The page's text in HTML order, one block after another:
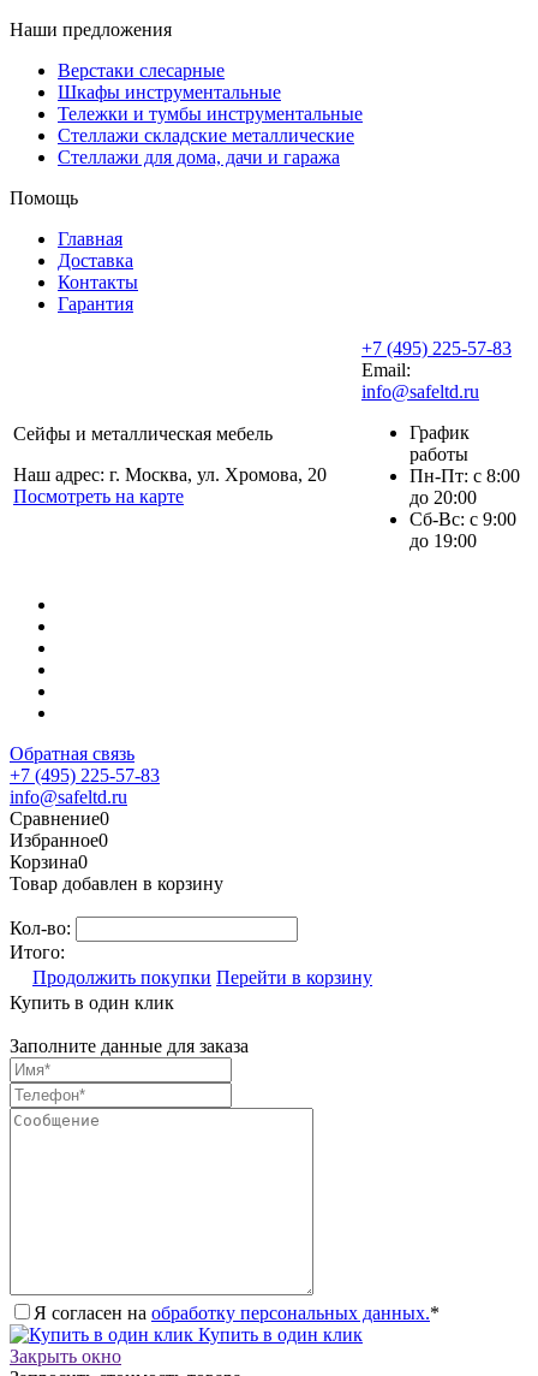
Наши предложения
Верстаки слесарные
Шкафы инструментальные
Тележки и тумбы инструментальные
Стеллажи складские металлические
Стеллажи для дома, дачи и гаража
Помощь
Главная
Доставка
Контакты
Гарантия
Сейфы и металлическая мебель
Наш адрес: г. Москва, ул. Хромова, 20
Посмотреть на карте
+7 (495) 225-57-83
Email:
info@safeltd.ru
График
работы
Пн-Пт: с 8:00
до 20:00
Сб-Вс: с 9:00
до 19:00
Обратная связь
+7 (495) 225-57-83
info@safeltd.ru
Сравнение0
Избранное0
Корзина0
Товар добавлен в корзину
Кол-во:
Итого:
Продолжить покупки Перейти в корзину
Купить в один клик
Заполните данные для заказа
Я согласен на обработку персональных данных.*
Купить в один клик
Закрыть окно